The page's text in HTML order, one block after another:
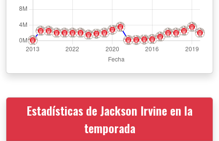
Estadísticas de Jackson Irvine en la
temporada